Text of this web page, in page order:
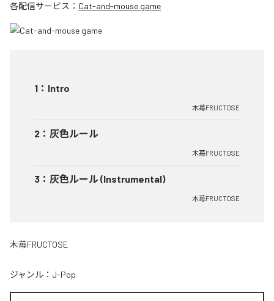
各配信サービス： Cat-and-mouse game
1 ： Intro
木苺FRUCTOSE
2 ： 灰色ルール
木苺FRUCTOSE
3 ： 灰色ルール (Instrumental)
木苺FRUCTOSE
木苺FRUCTOSE
ジャンル： J-Pop